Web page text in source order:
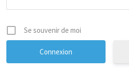
Se souvenir de moi